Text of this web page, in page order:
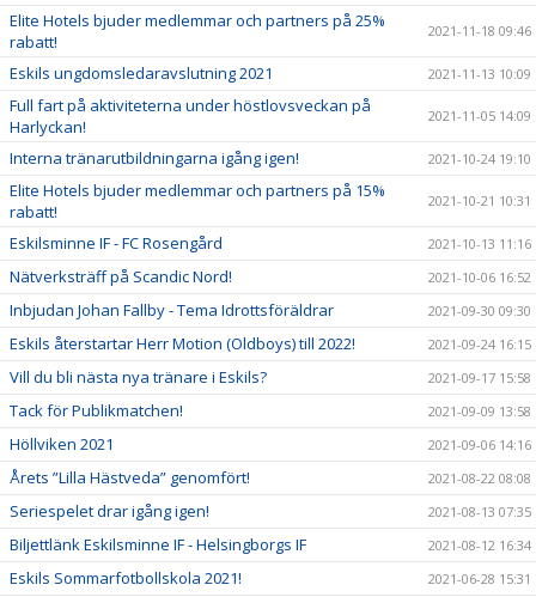
Elite Hotels bjuder medlemmar och partners på 25%
rabatt!
2021-11-18 09:46
Eskils ungdomsledaravslutning 2021 2021-11-13 10:09
Full fart på aktiviteterna under höstlovsveckan på
Harlyckan!
2021-11-05 14:09
Interna tränarutbildningarna igång igen! 2021-10-24 19:10
Elite Hotels bjuder medlemmar och partners på 15%
rabatt!
2021-10-21 10:31
Eskilsminne IF - FC Rosengård 2021-10-13 11:16
Nätverksträff på Scandic Nord! 2021-10-06 16:52
Inbjudan Johan Fallby - Tema Idrottsföräldrar 2021-09-30 09:30
Eskils återstartar Herr Motion (Oldboys) till 2022! 2021-09-24 16:15
Vill du bli nästa nya tränare i Eskils? 2021-09-17 15:58
Tack för Publikmatchen! 2021-09-09 13:58
Höllviken 2021 2021-09-06 14:16
Årets ”Lilla Hästveda” genomfört! 2021-08-22 08:08
Seriespelet drar igång igen! 2021-08-13 07:35
Biljettlänk Eskilsminne IF - Helsingborgs IF 2021-08-12 16:34
Eskils Sommarfotbollskola 2021! 2021-06-28 15:31